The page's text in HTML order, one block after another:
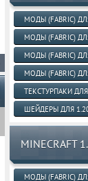
МОДЫ (FABRIC)
МОДЫ (FABRIC)
МОДЫ (FABRIC)
МОДЫ (FABRIC)
ТЕКСТУРПАКИ ДЛЯ
ШЕЙДЕРЫ ДЛЯ
MINECRAFT
МОДЫ (FABRIC)